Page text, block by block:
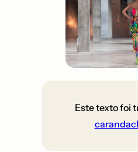
Este texto foi